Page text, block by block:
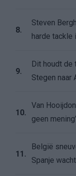
8.
Steven
harde tackle
9.
Dit houdt de
Stegen naar
10.
Van
geen mening’
11.
België
Spanje